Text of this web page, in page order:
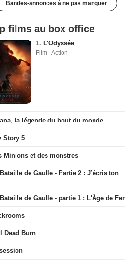
Bandes-annonces à ne pas manquer
films au box office
1. L'Odyssée
Film - Action
la légende du bout du monde
Story 5
Minions et des monstres
de Gaulle - Partie 2 : J’écris ton
de Gaulle - partie 1 : L'Âge de Fer
Dead Burn